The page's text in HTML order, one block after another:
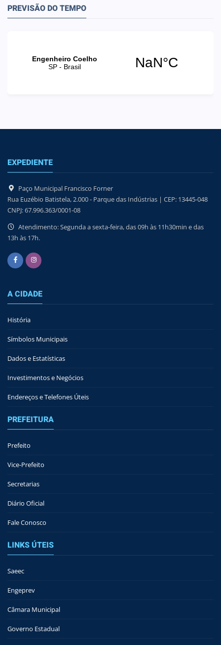
PREVISÃO DO TEMPO
EXPEDIENTE
Paço Municipal Francisco Forner
Rua Euzébio Batistela, 2.000 - Parque das Indústrias | CEP: 13445-048
CNPJ: 67.996.363/0001-08
Atendimento: Segunda a sexta-feira, das 09h às 11h30min e das
13h às 17h.
A CIDADE
História
Símbolos Municipais
Dados e Estatísticas
Investimentos e Negócios
Endereços e Telefones Úteis
PREFEITURA
Prefeito
Vice-Prefeito
Secretarias
Diário Oficial
Fale Conosco
LINKS ÚTEIS
Saeec
Engeprev
Câmara Municipal
Governo Estadual